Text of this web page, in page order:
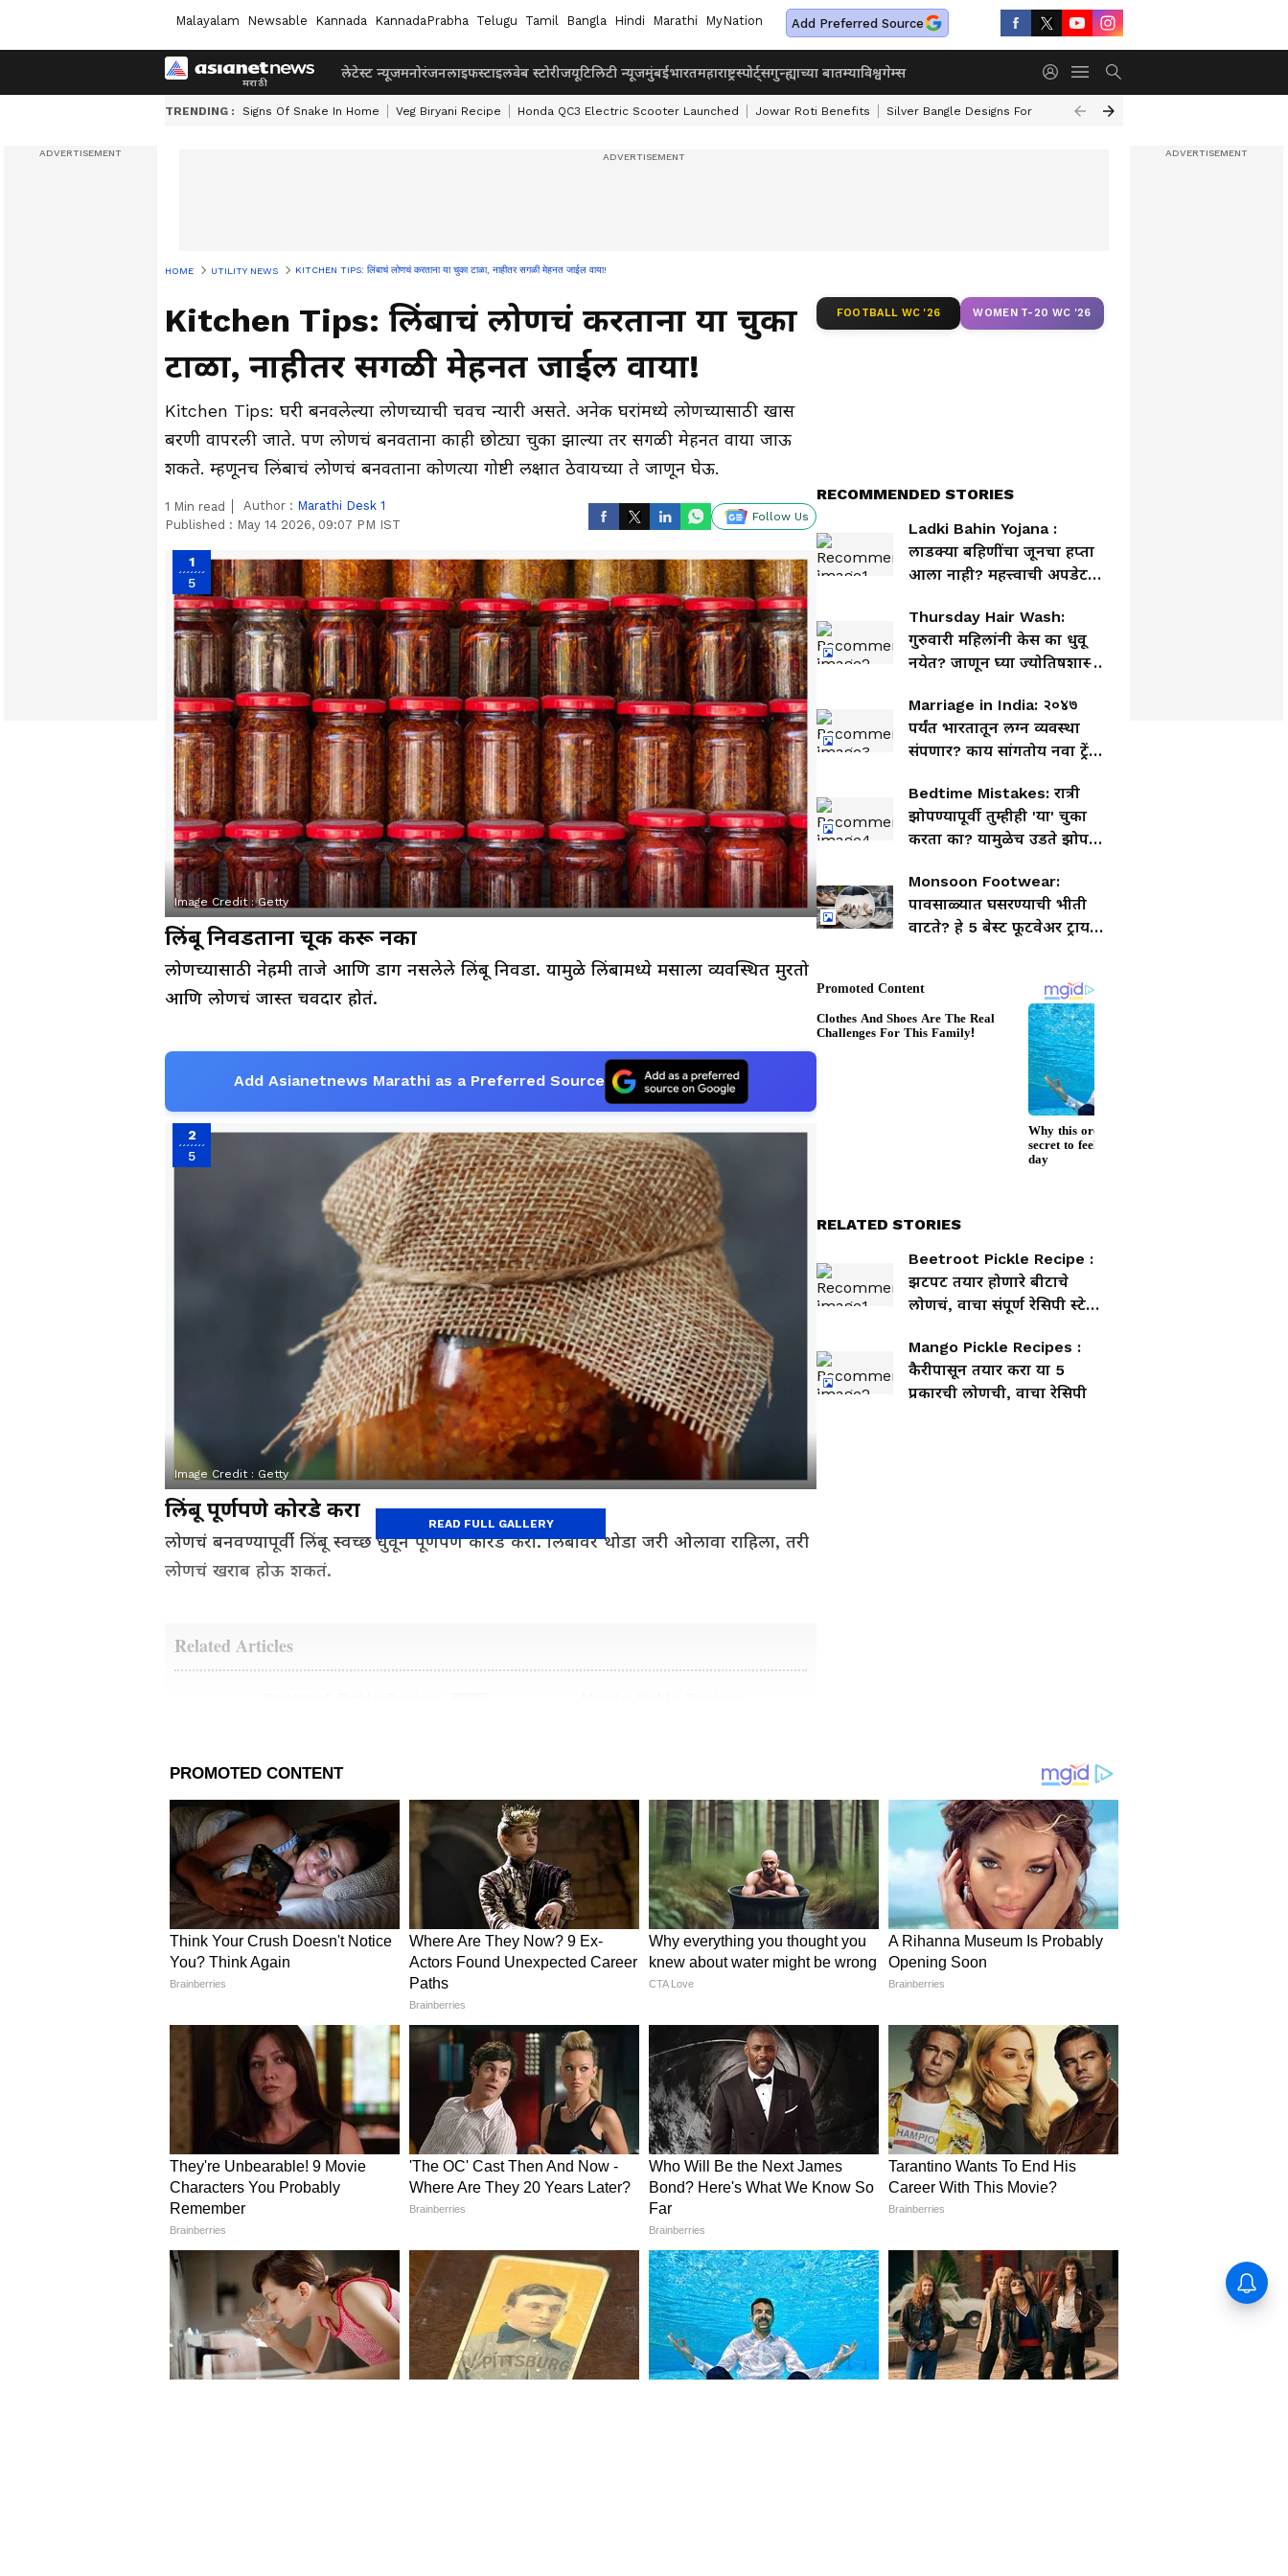
Malayalam Newsable Kannada KannadaPrabha Telugu Tamil Bangla Hindi Marathi MyNation Add Preferred Source
लेटेस्ट न्यूजमनोरंजनलाइफस्टाइलवेब स्टोरीजयूटिलिटी न्यूजमुंबईभारतमहाराष्ट्रस्पोर्ट्सगुन्ह्याच्या बातम्याविश्वगेम्स
TRENDING : Signs Of Snake In Home Veg Biryani Recipe Honda QC3 Electric Scooter Launched Jowar Roti Benefits Silver Bangle Designs For Wife Top 10 Safest Cars In India
HOME UTILITY NEWS KITCHEN TIPS: लिंबाचं लोणचं करताना या चुका टाळा, नाहीतर सगळी मेहनत जाईल वाया!
Kitchen Tips: लिंबाचं लोणचं करताना या चुका
टाळा, नाहीतर सगळी मेहनत जाईल वाया!
Kitchen Tips: घरी बनवलेल्या लोणच्याची चवच न्यारी असते. अनेक घरांमध्ये लोणच्यासाठी खास
बरणी वापरली जाते. पण लोणचं बनवताना काही छोट्या चुका झाल्या तर सगळी मेहनत वाया जाऊ
शकते. म्हणूनच लिंबाचं लोणचं बनवताना कोणत्या गोष्टी लक्षात ठेवायच्या ते जाणून घेऊ.
1 Min read Author : Marathi Desk 1
Published : May 14 2026, 09:07 PM IST
Follow Us
1
5
Image Credit :Getty
लिंबू निवडताना चूक करू नका
लोणच्यासाठी नेहमी ताजे आणि डाग नसलेले लिंबू निवडा. यामुळे लिंबामध्ये मसाला व्यवस्थित मुरतो
आणि लोणचं जास्त चवदार होतं.
Add Asianetnews Marathi as a Preferred Source
2
5
Image Credit : Getty
लिंबू पूर्णपणे कोरडे करा
लोणचं बनवण्यापूर्वी लिंबू स्वच्छ धुवून पूर्णपणे कोरडे करा. लिंबावर थोडा जरी ओलावा राहिला, तरी
लोणचं खराब होऊ शकतं.
Related Articles
Image Credit : Getty
READ FULL GALLERY
FOOTBALL WC '26 WOMEN T-20 WC '26
RECOMMENDED STORIES
Ladki Bahin Yojana :
लाडक्या बहिणींचा जूनचा हप्ता
आला नाही? महत्त्वाची अपडेट
Thursday Hair Wash:
गुरुवारी महिलांनी केस का धुवू
नयेत? जाणून घ्या ज्योतिषशास्त्र
नियम
Marriage in India: २०४७
पर्यंत भारतातून लग्न व्यवस्था
संपणार? काय सांगतोय नवा ट्रेंड
नक्की वाचा!
Bedtime Mistakes: रात्री
झोपण्यापूर्वी तुम्हीही 'या' चुका
करता का? यामुळेच उडते झोप
बदला सवय
Monsoon Footwear:
पावसाळ्यात घसरण्याची भीती
वाटते? हे 5 बेस्ट फूटवेअर ट्राय
RELATED STORIES
Beetroot Pickle Recipe :
झटपट तयार होणारे बीटाचे
लोणचं, वाचा संपूर्ण रेसिपी स्टेप
Mango Pickle Recipes :
कैरीपासून तयार करा या 5
प्रकारची लोणची, वाचा रेसिपी